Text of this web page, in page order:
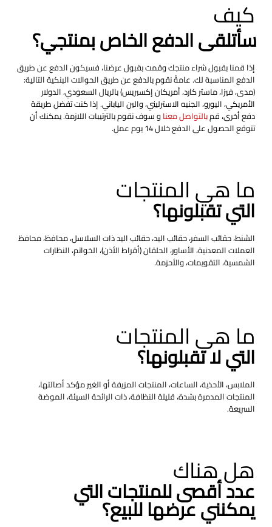
كيف
سأتلقى الدفع الخاص بمنتجي؟
إذا قمنا بقبول شراء منتجك وقمت بقبول عرضنا، فسيكون الدفع عن طريق
الدفع المناسبة لك. عامةً نقوم بالدفع عن طريق الحوالات البنكية التالية:
(مدى، فيزا، ماستر كارد، أمريكان إكسبريس) بالريال السعودي، الدولار
الأمريكي، اليورو، الجنيه الاسترليني، والين الياباني. إذا كنت تفضل طريقة
دفع أخرى، قمبالتواصل معناو سوف نقوم بالترتيبات اللازمة. يمكنك أن
تتوقع الحصول على الدفع خلال 14 يوم عمل.
ما هي المنتجات
التي تقبلونها؟
الشنط، حقائب السفر، حقائب اليد، حقائب اليد ذات السلاسل، محافظ، محافظ
العملات المعدنية، الأساور، الحلقان (أقراط الأذن)، الخواتم، النظارات
الشمسية، التقويمات، والأحزمة.
ما هي المنتجات
التي لا تقبلونها؟
الملابس، الأحذية، الساعات، المنتجات المزيفة أو الغير مؤكد أصالتها،
المنتجات المدمرة بشدة، قليلة النظافة، ذات الرائحة السيئة، الموضة
السريعة.
هل هناك
عدد أقصى للمنتجات التي
يمكنني عرضها للبيع؟